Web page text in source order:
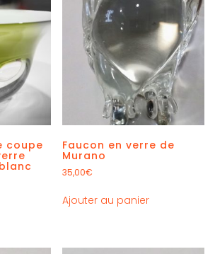
coupe Faucon en verre de
Murano
35,00€
Ajouter au panier